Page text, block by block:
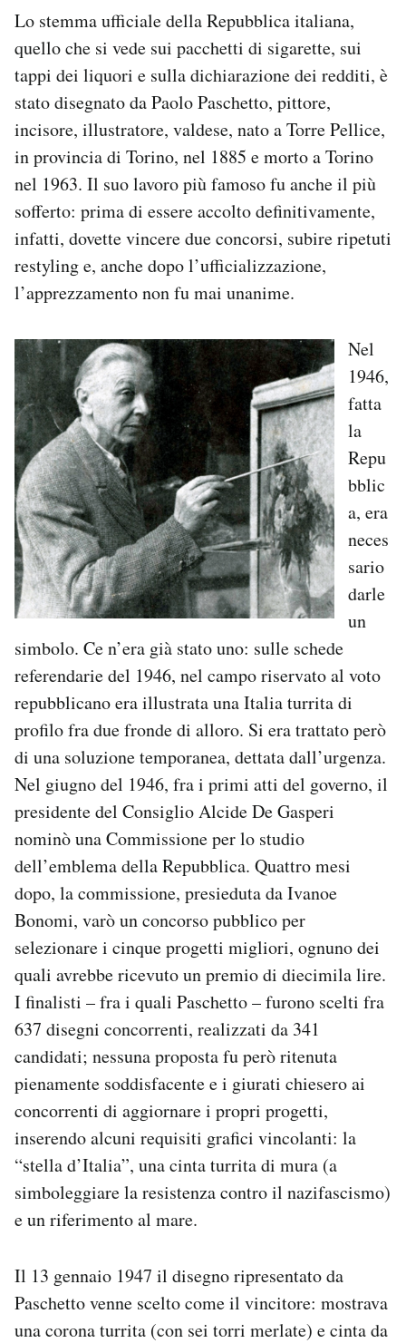
SHOP
CALENDARIO
AREA PERSONALE
Area Personale
Newsletter
Regala il Post
Hai bisogno di aiuto?
Esci
Lo stemma ufficiale della Repubblica italiana,
quello che si vede sui pacchetti di sigarette, sui
tappi dei liquori e sulla dichiarazione dei redditi, è
stato disegnato da Paolo Paschetto, pittore,
incisore, illustratore, valdese, nato a Torre Pellice,
in provincia di Torino, nel 1885 e morto a Torino
nel 1963. Il suo lavoro più famoso fu anche il più
sofferto: prima di essere accolto definitivamente,
infatti, dovette vincere due concorsi, subire ripetuti
restyling e, anche dopo l’ufficializzazione,
l’apprezzamento non fu mai unanime.
Nel
1946,
fatta
la
Repu
bblic
a, era
neces
sario
darle
un
simbolo. Ce n’era già stato uno: sulle schede
referendarie del 1946, nel campo riservato al voto
repubblicano era illustrata una Italia turrita di
profilo fra due fronde di alloro. Si era trattato però
di una soluzione temporanea, dettata dall’urgenza.
Nel giugno del 1946, fra i primi atti del governo, il
presidente del Consiglio Alcide De Gasperi
nominò una Commissione per lo studio
dell’emblema della Repubblica. Quattro mesi
dopo, la commissione, presieduta da Ivanoe
Bonomi, varò un concorso pubblico per
selezionare i cinque progetti migliori, ognuno dei
quali avrebbe ricevuto un premio di diecimila lire.
I finalisti – fra i quali Paschetto – furono scelti fra
637 disegni concorrenti, realizzati da 341
candidati; nessuna proposta fu però ritenuta
pienamente soddisfacente e i giurati chiesero ai
concorrenti di aggiornare i propri progetti,
inserendo alcuni requisiti grafici vincolanti: la
“stella d’Italia”, una cinta turrita di mura (a
simboleggiare la resistenza contro il nazifascismo)
e un riferimento al mare.
Il 13 gennaio 1947 il disegno ripresentato da
Paschetto venne scelto come il vincitore: mostrava
una corona turrita (con sei torri merlate) e cinta da